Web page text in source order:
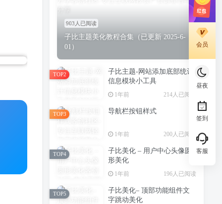
903人已阅读
子比主题美化教程合集（已更新 2025-6-
01）
子比主题-网站添加底部统计
信息模块小工具
1年前 214人已阅读
TOP2
导航栏按钮样式
1年前 200人已阅读
TOP3
子比美化 – 用户中心头像圆
形美化
1年前 196人已阅读
TOP4
子比美化– 顶部功能组件文
字跳动美化
TOP5
会员
昼夜
签到
客服